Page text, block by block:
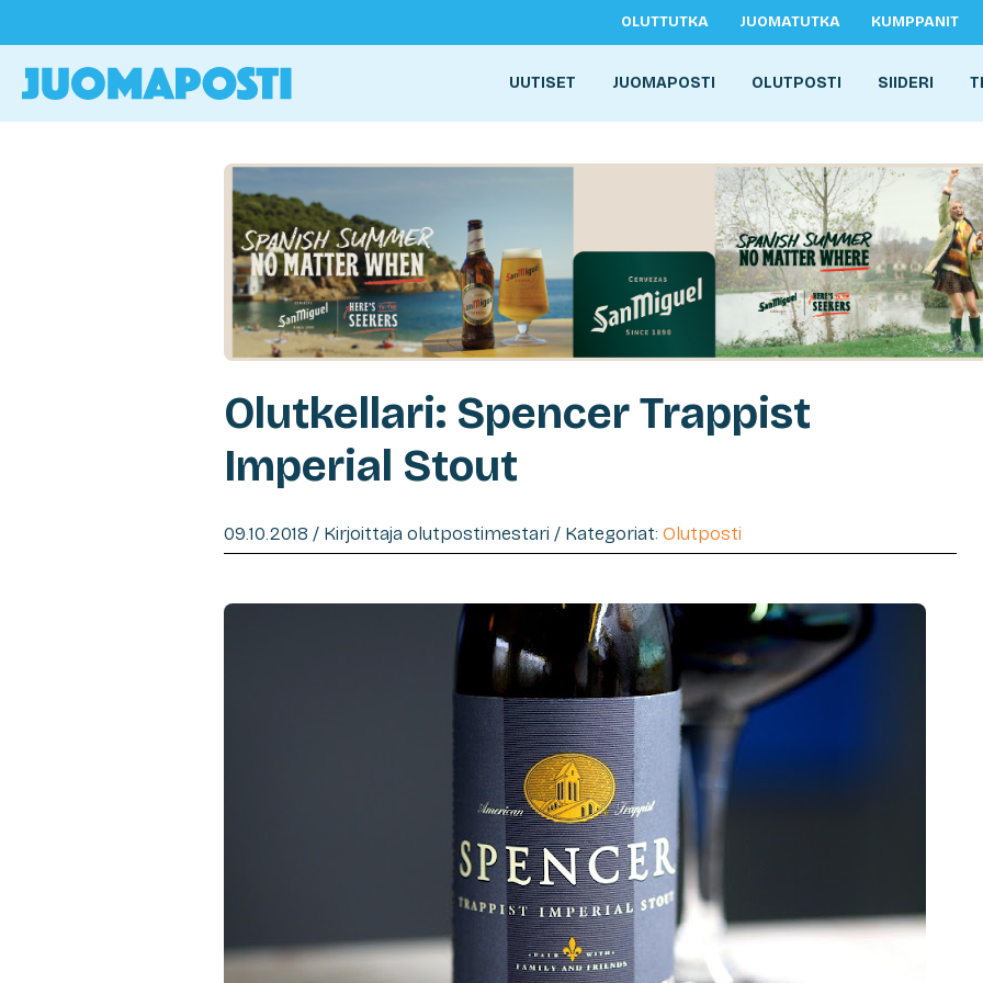
OLUTTUTKA JUOMATUTKA KUMPPANIT
UUTISET JUOMAPOSTI OLUTPOSTI SIIDERI
Olutkellari: Spencer Trappist
Imperial Stout
09.10.2018 / Kirjoittaja olutpostimestari / Kategoriat: Olutposti